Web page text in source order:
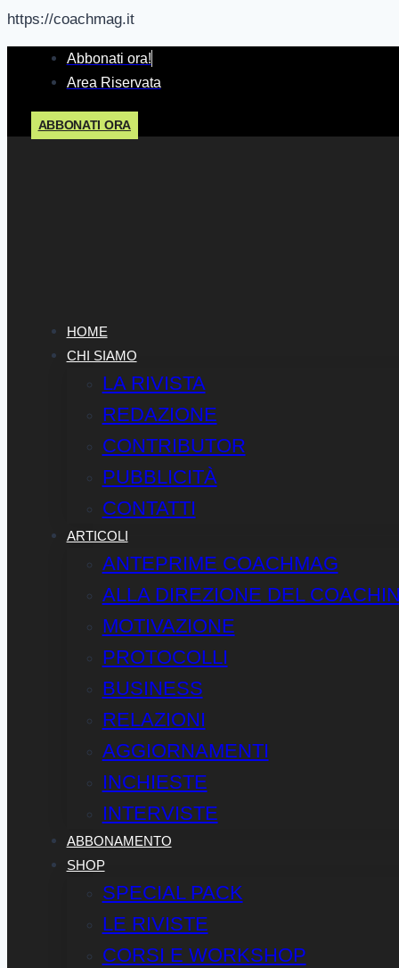
https://coachmag.it
Salta
contenuto
Abbonati ora!
Area Riservata
ABBONATI ORA
HOME
CHI SIAMO
LA RIVISTA
REDAZIONE
CONTRIBUTOR
PUBBLICITÀ
CONTATTI
ARTICOLI
ANTEPRIME COACHMAG
ALLA DIREZIONE DEL
MOTIVAZIONE
PROTOCOLLI
BUSINESS
RELAZIONI
AGGIORNAMENTI
INCHIESTE
INTERVISTE
ABBONAMENTO
SHOP
SPECIAL PACK
LE RIVISTE
CORSI E WORKSHOP